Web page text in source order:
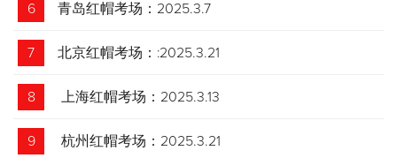
6 青岛红帽考场：2025.3.7
7 北京红帽考场：:2025.3.21
8 上海红帽考场：2025.3.13
9 杭州红帽考场：2025.3.21